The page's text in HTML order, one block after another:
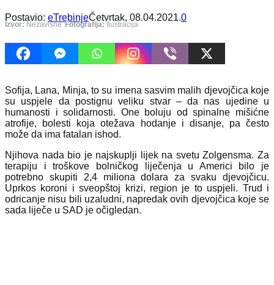
Postavio: eTrebinjeČetvrtak, 08.04.2021.0
Izvor: Nezavisne Fotografija: Ilustracija
Sofija, Lana, Minja, to su imena sasvim malih djevojčica koje
su uspjele da postignu veliku stvar – da nas ujedine u
humanosti i solidarnosti. One boluju od spinalne mišićne
atrofije, bolesti koja otežava hodanje i disanje, pa često
može da ima fatalan ishod.
Njihova nada bio je najskuplji lijek na svetu Zolgensma. Za
terapiju i troškove bolničkog liječenja u Americi bilo je
potrebno skupiti 2,4 miliona dolara za svaku djevojčicu.
Uprkos koroni i sveopštoj krizi, region je to uspjeli. Trud i
odricanje nisu bili uzaludni, napredak ovih djevojčica koje se
sada liječe u SAD je očigledan.